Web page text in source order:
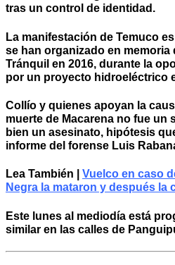
tras un control de identidad.
La manifestación de Temuco
se han organizado en memoria
Tránquil en 2016, durante la
por un proyecto hidroeléctrico
Collío y quienes apoyan la
muerte de Macarena no fue un
bien un asesinato, hipótesis
informe del forense Luis
Lea También |
Vuelco en caso
Negra la mataron y después la
Este lunes al mediodía está
similar en las calles de